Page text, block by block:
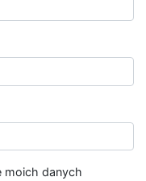
moich danych